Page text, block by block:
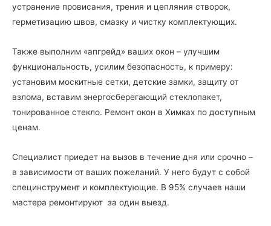
устранение провисания, трения и цепляния створок,
герметизацию швов, смазку и чистку комплектующих.
Также выполним «апгрейд» ваших окон – улучшим
функциональность, усилим безопасность, к примеру:
установим москитные сетки, детские замки, защиту от
взлома, вставим энергосберегающий стеклопакет,
тонированное стекло. Ремонт окон в Химках по доступным
ценам.
Специалист приедет на вызов в течение дня или срочно –
в зависимости от ваших пожеланий. У него будут с собой
специнструмент и комплектующие. В 95% случаев наши
мастера ремонтируют за один выезд.